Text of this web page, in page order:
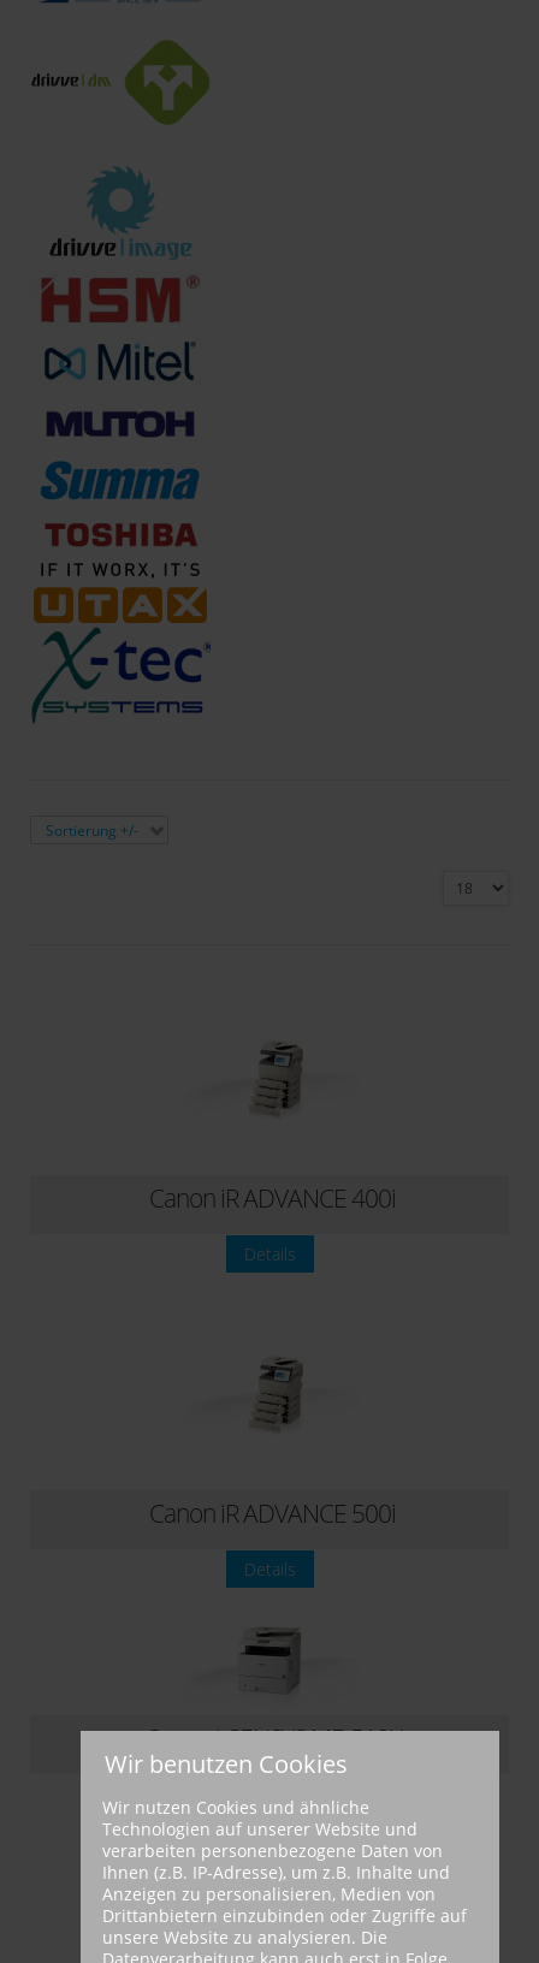
Sortierung +/-
Canon iR ADVANCE 400i
Details
Canon iR ADVANCE 500i
Details
Canon i-SENSYS MF-512X
Wir benutzen Cookies
Wir nutzen Cookies und ähnliche
Technologien auf unserer Website und
verarbeiten personenbezogene Daten von
Ihnen (z.B. IP-Adresse), um z.B. Inhalte und
Anzeigen zu personalisieren, Medien von
Drittanbietern einzubinden oder Zugriffe auf
unsere Website zu analysieren. Die
Datenverarbeitung kann auch erst in Folge